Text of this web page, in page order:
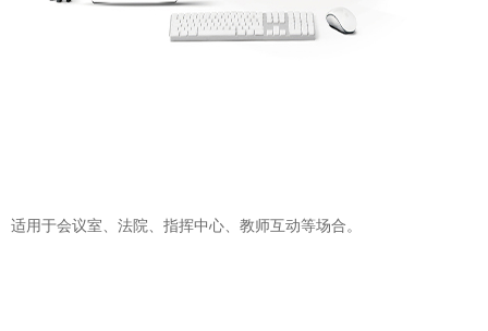
适用于会议室、法院、指挥中心、教师互动等场合。